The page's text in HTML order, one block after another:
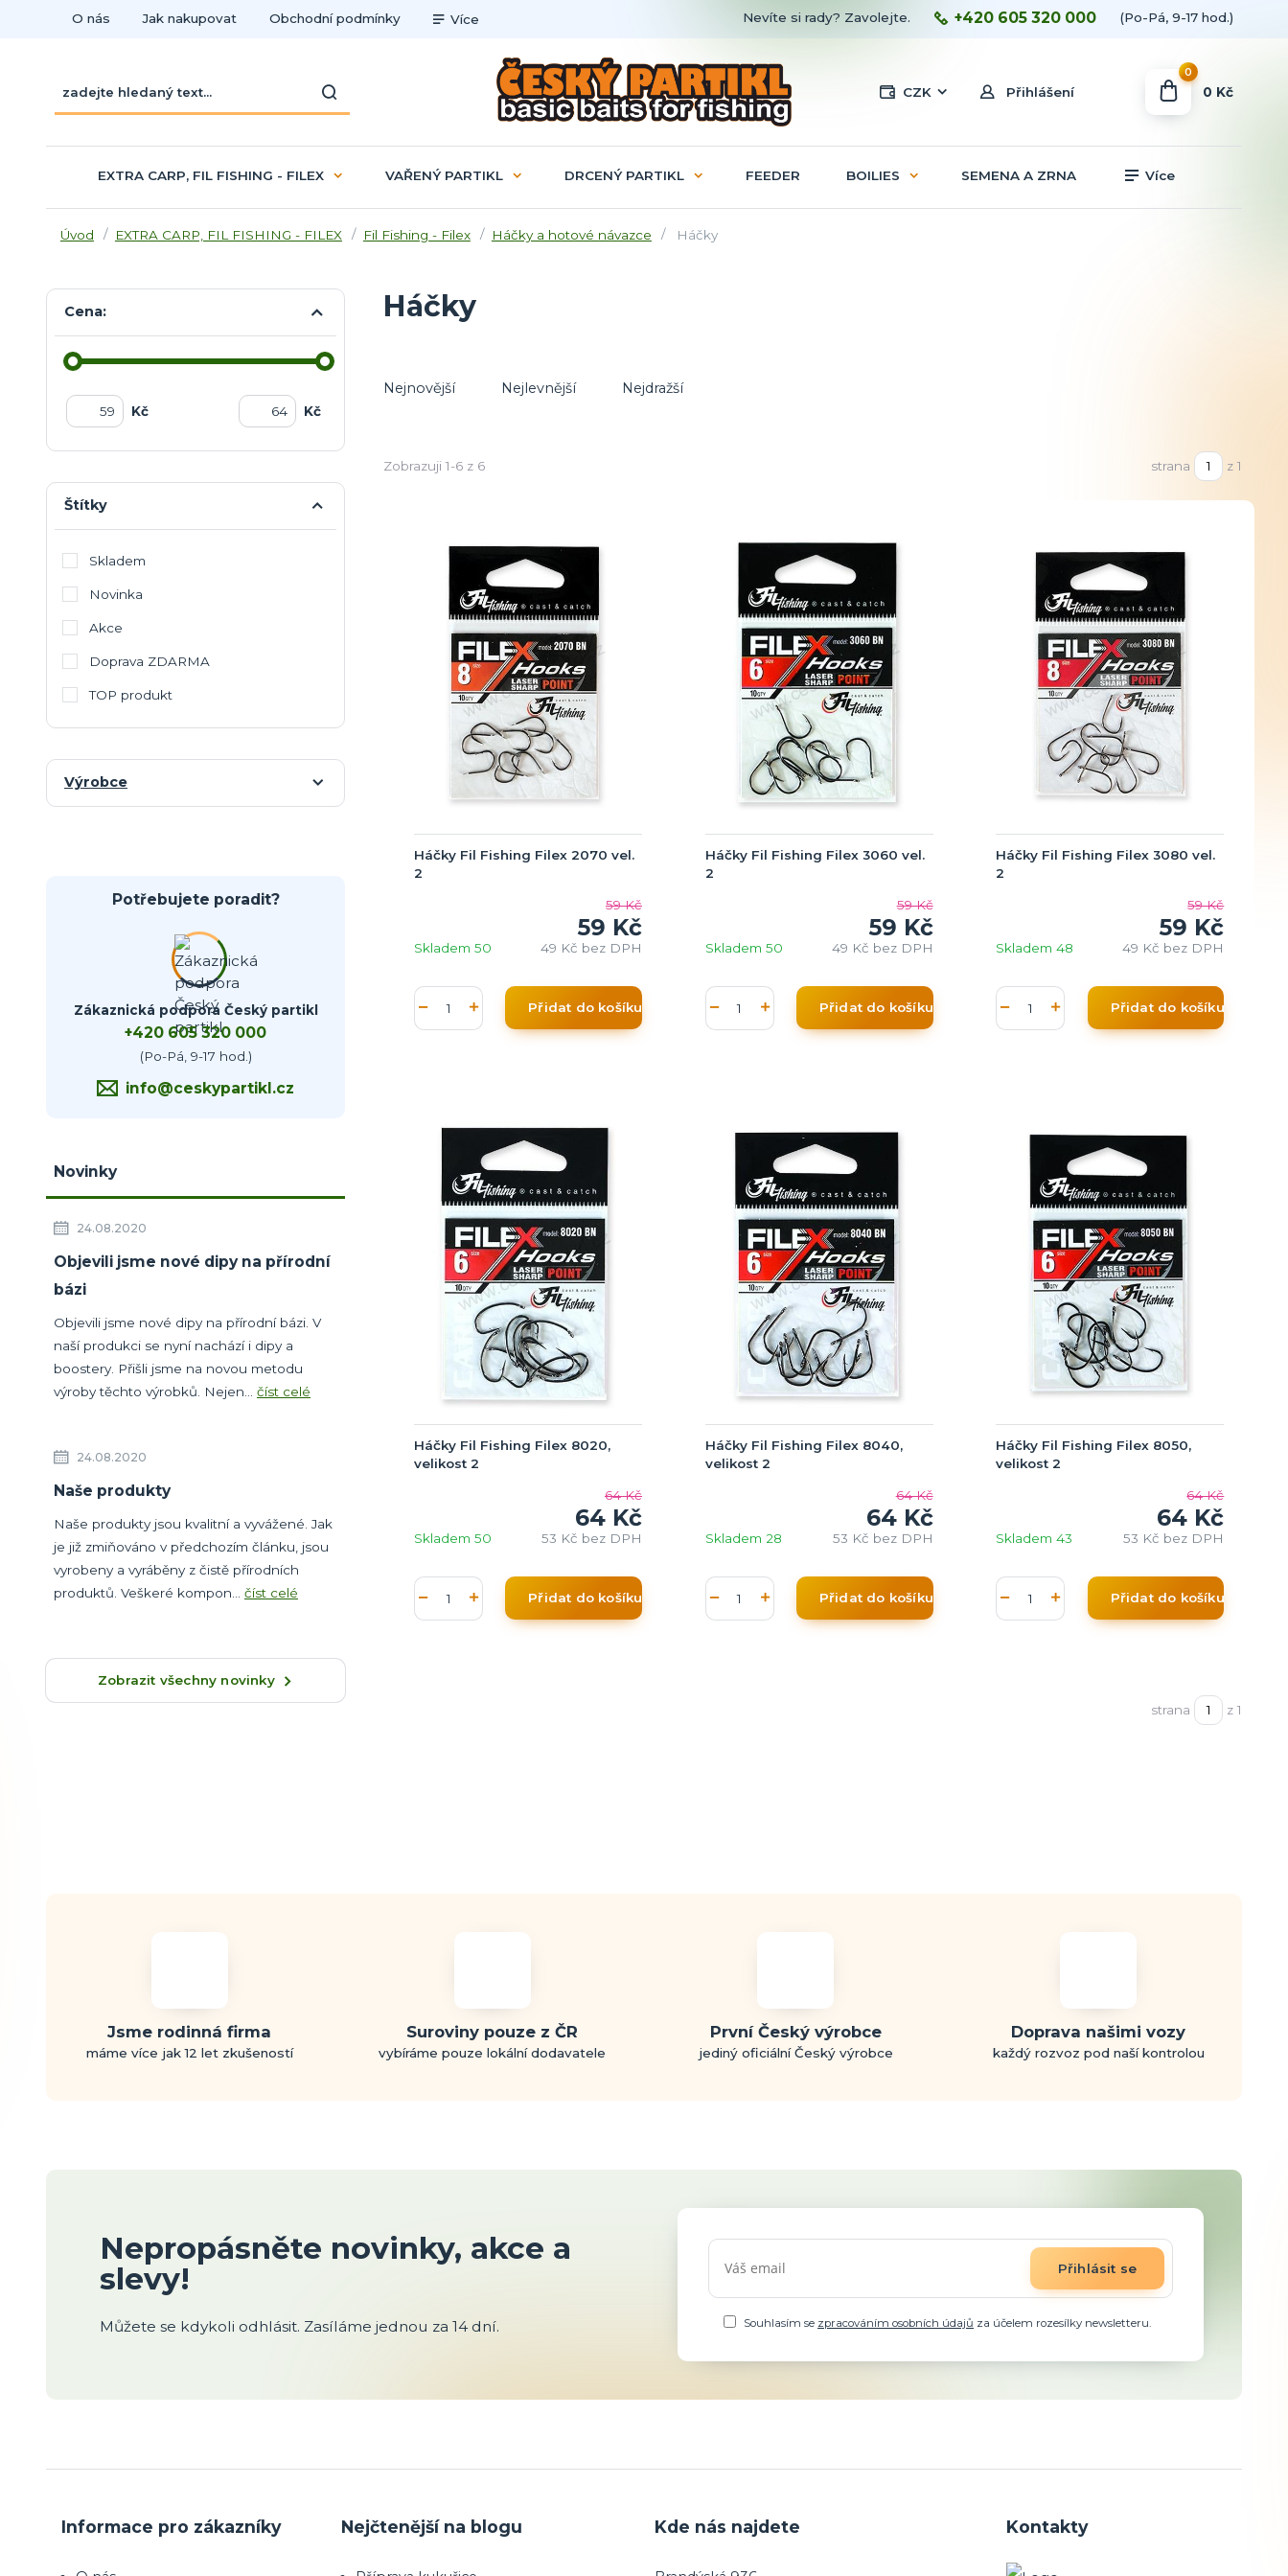
O nás Jak nakupovat Obchodní podmínky Více
CZK Přihlášení
Nevíte si rady? Zavolejte. +420 605 320 000 (Po-Pá, 9-17 hod.)
0
0 Kč
EXTRA CARP, FIL FISHING - FILEX VAŘENÝ PARTIKL DRCENÝ PARTIKL FEEDER BOILIES SEMENA A ZRNA Více
Úvod EXTRA CARP, FIL FISHING - FILEX Fil Fishing - Filex Háčky a hotové návazce Háčky
Háčky
Nejnovější Nejlevnější Nejdražší
Zobrazuji 1-6 z 6 strana z 1
Háčky Fil Fishing Filex 2070 vel.
2
59 Kč
59 Kč
49 Kč bez DPH
Skladem 50
Přidat do košíku
Háčky Fil Fishing Filex 3060 vel.
2
59 Kč
59 Kč
49 Kč bez DPH
Skladem 50
Přidat do košíku
Háčky Fil Fishing Filex 3080 vel.
2
59 Kč
59 Kč
49 Kč bez DPH
Skladem 48
Přidat do košíku
Háčky Fil Fishing Filex 8020,
velikost 2
64 Kč
64 Kč
53 Kč bez DPH
Skladem 50
Přidat do košíku
Háčky Fil Fishing Filex 8040,
velikost 2
64 Kč
64 Kč
53 Kč bez DPH
Skladem 28
Přidat do košíku
Háčky Fil Fishing Filex 8050,
velikost 2
64 Kč
64 Kč
53 Kč bez DPH
Skladem 43
Přidat do košíku
strana z 1
Cena:
Kč Kč
Štítky
Skladem
Novinka
Akce
Doprava ZDARMA
TOP produkt
Výrobce
Potřebujete poradit?
Zákaznická podpora Český partikl
+420 605 320 000
(Po-Pá, 9-17 hod.)
info@ceskypartikl.cz
Novinky
24.08.2020
Objevili jsme nové dipy na přírodní
bázi
Objevili jsme nové dipy na přírodní bázi. V
naší produkci se nyní nachází i dipy a
boostery. Přišli jsme na novou metodu
výroby těchto výrobků. Nejen... číst celé
24.08.2020
Naše produkty
Naše produkty jsou kvalitní a vyvážené. Jak
je již zmiňováno v předchozím článku, jsou
vyrobeny a vyráběny z čistě přírodních
produktů. Veškeré kompon... číst celé
Zobrazit všechny novinky
Jsme rodinná firma
máme více jak 12 let zkušeností
Suroviny pouze z ČR
vybíráme pouze lokální dodavatele
První Český výrobce
jediný oficiální Český výrobce
Doprava našimi vozy
každý rozvoz pod naší kontrolou
Nepropásněte novinky, akce a
slevy!
Můžete se kdykoli odhlásit. Zasíláme jednou za 14 dní.
Přihlásit se
Souhlasím se zpracováním osobních údajů za účelem rozesílky newsletteru.
Informace pro zákazníky Nejčtenější na blogu Kde nás najdete Kontakty